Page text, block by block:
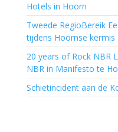
Hotels in Hoorn
Tweede RegioBereik
tijdens Hoornse kermis
20 years of Rock NBR
NBR in Manifesto te
Schietincident aan de